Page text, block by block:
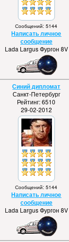
Сообщений: 5144
Написать личное
сообщение
Lada Largus Фургон 8V
Синий дипломат
Санкт-Петербург
Рейтинг: 6510
29-02-2012
Сообщений: 5144
Написать личное
сообщение
Lada Largus Фургон 8V